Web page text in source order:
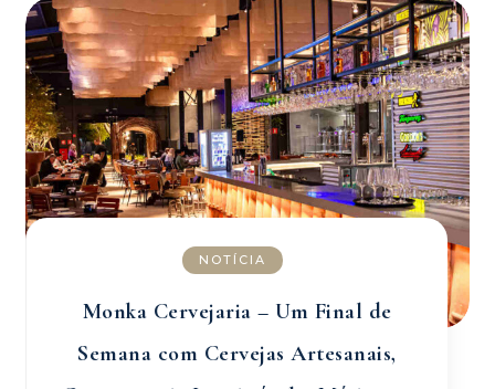
NOTÍCIA
Monka Cervejaria – Um Final de
Semana com Cervejas Artesanais,